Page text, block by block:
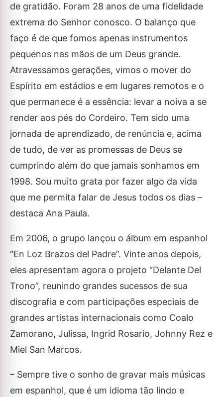
de gratidão. Foram 28 anos de uma fidelidade
extrema do Senhor conosco. O balanço que
faço é de que fomos apenas instrumentos
pequenos nas mãos de um Deus grande.
Atravessamos gerações, vimos o mover do
Espírito em estádios e em lugares remotos e o
que permanece é a essência: levar a noiva a se
render aos pés do Cordeiro. Tem sido uma
jornada de aprendizado, de renúncia e, acima
de tudo, de ver as promessas de Deus se
cumprindo além do que jamais sonhamos em
1998. Sou muito grata por fazer algo da vida
que me permita falar de Jesus todos os dias –
destaca Ana Paula.
Em 2006, o grupo lançou o álbum em espanhol
“En Loz Brazos del Padre”. Vinte anos depois,
eles apresentam agora o projeto “Delante Del
Trono”, reunindo grandes sucessos de sua
discografia e com participações especiais de
grandes artistas internacionais como Coalo
Zamorano, Julissa, Ingrid Rosario, Johnny Rez e
Miel San Marcos.
– Sempre tive o sonho de gravar mais músicas
em espanhol, que é um idioma tão lindo e